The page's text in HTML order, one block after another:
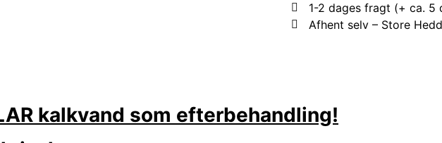
1-2 dages fragt (+ ca. 5
Afhent selv – Store
kalkvand som efterbehandling!